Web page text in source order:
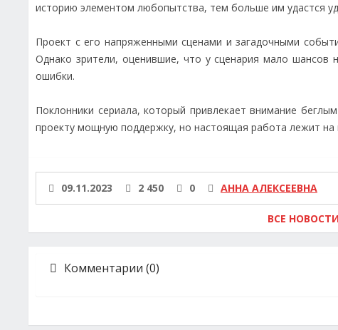
историю элементом любопытства, тем больше им удастся
Проект с его напряженными сценами и загадочными
Однако зрители, оценившие, что у сценария мало шансов
ошибки.
Поклонники сериала, который привлекает внимание
проекту мощную поддержку, но настоящая работа лежит на
09.11.2023 2 450 0 АННА АЛЕКСЕЕВНА
ВСЕ
Комментарии (0)